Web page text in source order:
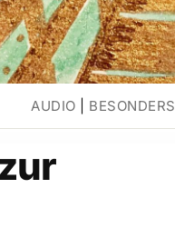
AUDIO BESONDERS